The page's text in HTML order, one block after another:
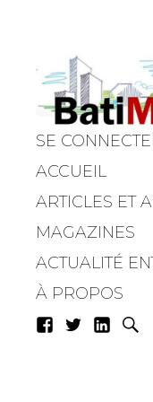
SE
ACCUEIL
ARTICLES ET
MAGAZINES
ACTUALITÉ
À PROPOS